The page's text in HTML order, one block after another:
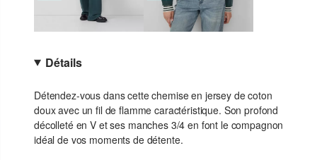
Détails
Détendez-vous dans cette chemise en jersey de coton
doux avec un fil de flamme caractéristique. Son profond
décolleté en V et ses manches 3/4 en font le compagnon
idéal de vos moments de détente.